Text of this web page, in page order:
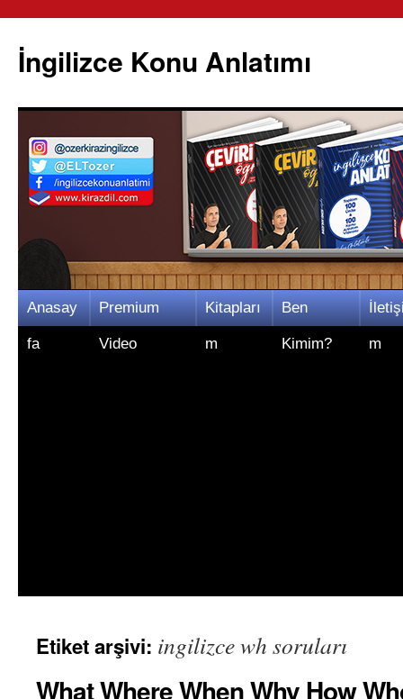
İngilizce Konu Anlatımı
İçeriğe
atla
Anasay
fa
Premium
Video
Kitapları
m
Ben
Kimim? m
Etiket arşivi: ingilizce wh soruları
What Where When Why How